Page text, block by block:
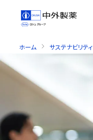
ホーム サステナビリティ